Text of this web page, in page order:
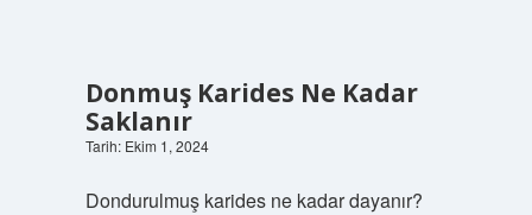
Donmuş Karides Ne Kadar
Saklanır
Tarih: Ekim 1, 2024
Dondurulmuş karides ne kadar dayanır?